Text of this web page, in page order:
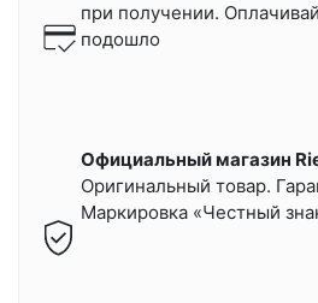
при получении.
подошло
Официальный магазин
Оригинальный товар.
Маркировка «Честный